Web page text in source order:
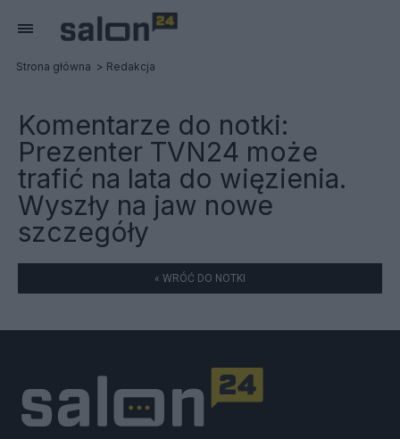
Strona główna Redakcja
Komentarze do notki:
Prezenter TVN24 może
trafić na lata do więzienia.
Wyszły na jaw nowe
szczegóły
« WRÓĆ DO NOTKI